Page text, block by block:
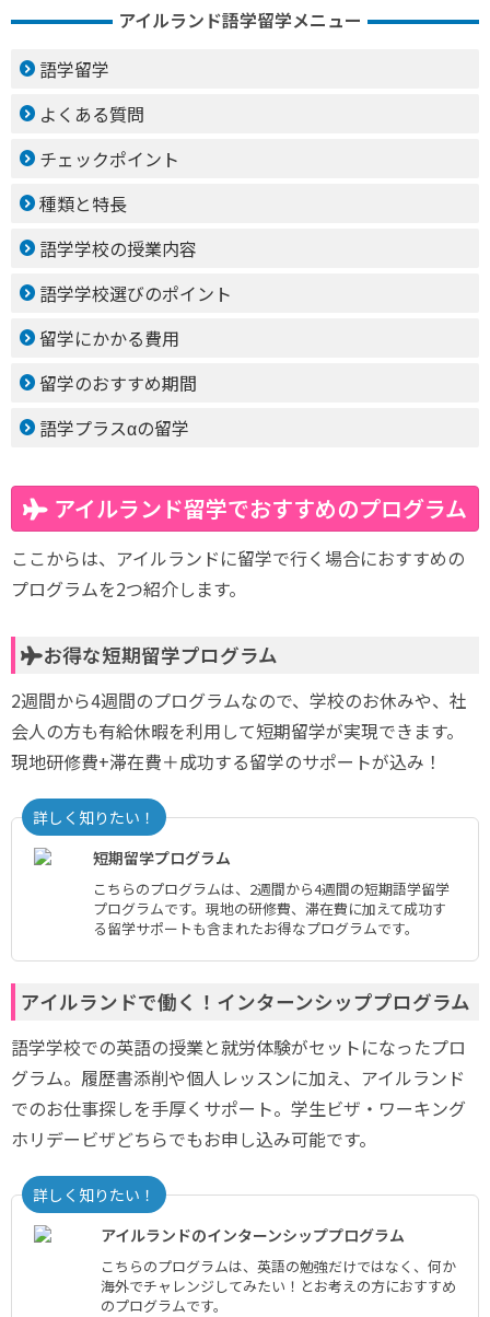
アイルランド語学留学メニュー
語学留学
よくある質問
チェックポイント
種類と特長
語学学校の授業内容
語学学校選びのポイント
留学にかかる費用
留学のおすすめ期間
語学プラスαの留学
アイルランド留学でおすすめのプログラム
ここからは、アイルランドに留学で行く場合におすすめの
プログラムを2つ紹介します。
お得な短期留学プログラム
2週間から4週間のプログラムなので、学校のお休みや、社
会人の方も有給休暇を利用して短期留学が実現できます。
現地研修費+滞在費＋成功する留学のサポートが込み！
詳しく知りたい！
短期留学プログラム
こちらのプログラムは、2週間から4週間の短期語学留学
プログラムです。現地の研修費、滞在費に加えて成功す
る留学サポートも含まれたお得なプログラムです。
アイルランドで働く！インターンシッププログラム
語学学校での英語の授業と就労体験がセットになったプロ
グラム。履歴書添削や個人レッスンに加え、アイルランド
でのお仕事探しを手厚くサポート。学生ビザ・ワーキング
ホリデービザどちらでもお申し込み可能です。
詳しく知りたい！
アイルランドのインターンシッププログラム
こちらのプログラムは、英語の勉強だけではなく、何か
海外でチャレンジしてみたい！とお考えの方におすすめ
のプログラムです。